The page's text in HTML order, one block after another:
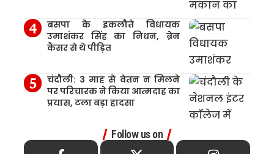
बसपा के इकलौते विधायक
उमाशंकर सिंह का निधन, ब्रेन
कैंसर से थे पीड़ित
चंदौली: 3 माह से वेतन न मिलने
पर परिचारक ने किया आत्मदाह का
प्रयास, टला बड़ा हादसा
Follow us on